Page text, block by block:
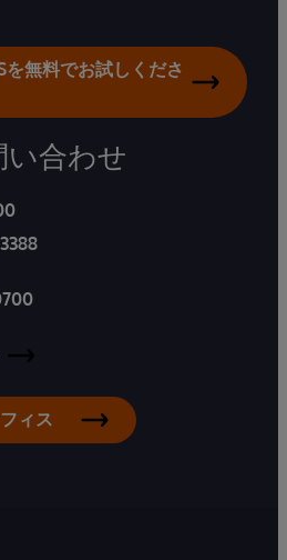
無料でお試しくださ
い合わせ
ィス